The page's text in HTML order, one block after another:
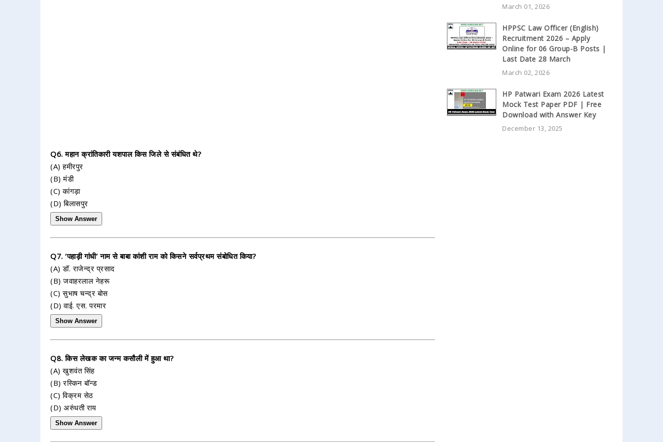
Q6. महान क्रांतिकारी यशपाल किस जिले से संबंधित थे?
(A) हमीरपुर
(B) मंडी
(C) कांगड़ा
(D) बिलासपुर
Show Answer
Q7. ‘पहाड़ी गांधी’ नाम से बाबा कांशी राम को किसने सर्वप्रथम संबोधित किया?
(A) डॉ. राजेन्द्र प्रसाद
(B) जवाहरलाल नेहरू
(C) सुभाष चन्द्र बोस
(D) वाई. एस. परमार
Show Answer
Q8. किस लेखक का जन्म कसौली में हुआ था?
(A) खुशवंत सिंह
(B) रस्किन बॉन्ड
(C) विक्रम सेठ
(D) अरुंधती राय
Show Answer
March 01, 2026
HPPSC Law Officer (English)
Recruitment 2026 – Apply
Online for 06 Group-B Posts |
Last Date 28 March
March 02, 2026
HP Patwari Exam 2026 Latest
Mock Test Paper PDF | Free
Download with Answer Key
December 13, 2025